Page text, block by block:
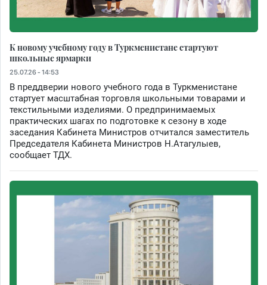
К новому учебному году в Туркменистане стартуют
школьные ярмарки
25.07.26 - 14:53
В преддверии нового учебного года в Туркменистане
стартует масштабная торговля школьными товарами и
текстильными изделиями. О предпринимаемых
практических шагах по подготовке к сезону в ходе
заседания Кабинета Министров отчитался заместитель
Председателя Кабинета Министров Н.Атагулыев,
сообщает ТДХ.